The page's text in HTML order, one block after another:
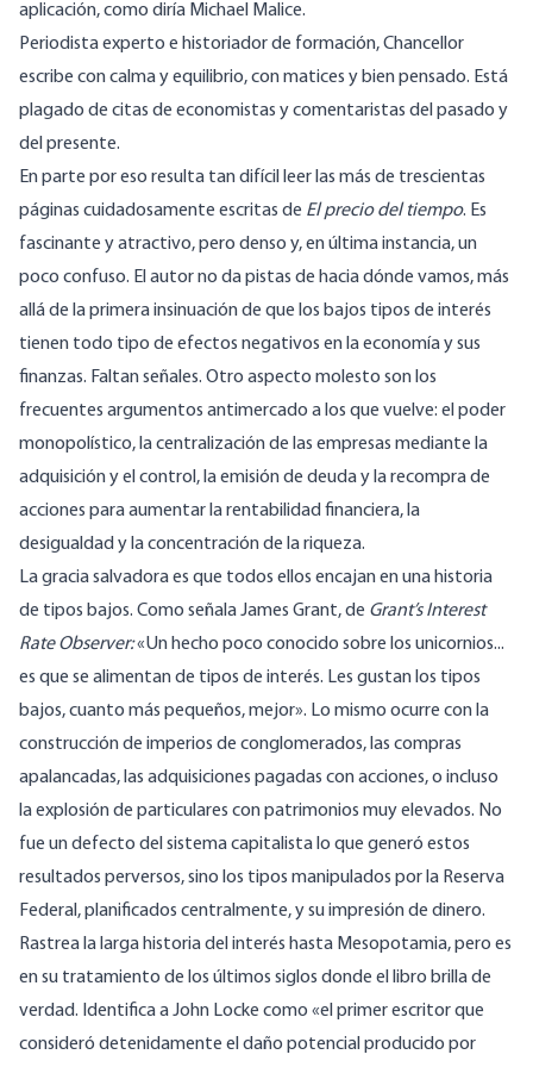
aplicación, como diría Michael Malice.
Periodista experto e historiador de formación, Chancellor
escribe con calma y equilibrio, con matices y bien pensado. Está
plagado de citas de economistas y comentaristas del pasado y
del presente.
En parte por eso resulta tan difícil leer las más de trescientas
páginas cuidadosamente escritas de El precio del tiempo. Es
fascinante y atractivo, pero denso y, en última instancia, un
poco confuso. El autor no da pistas de hacia dónde vamos, más
allá de la primera insinuación de que los bajos tipos de interés
tienen todo tipo de efectos negativos en la economía y sus
finanzas. Faltan señales. Otro aspecto molesto son los
frecuentes argumentos antimercado a los que vuelve: el poder
monopolístico, la centralización de las empresas mediante la
adquisición y el control, la emisión de deuda y la recompra de
acciones para aumentar la rentabilidad financiera, la
desigualdad y la concentración de la riqueza.
La gracia salvadora es que todos ellos encajan en una historia
de tipos bajos. Como señala James Grant, de Grant’s Interest
Rate Observer:«Un hecho poco conocido sobre los unicornios...
es que se alimentan de tipos de interés. Les gustan los tipos
bajos, cuanto más pequeños, mejor». Lo mismo ocurre con la
construcción de imperios de conglomerados, las compras
apalancadas, las adquisiciones pagadas con acciones, o incluso
la explosión de particulares con patrimonios muy elevados. No
fue un defecto del sistema capitalista lo que generó estos
resultados perversos, sino los tipos manipulados por la Reserva
Federal, planificados centralmente, y su impresión de dinero.
Rastrea la larga historia del interés hasta Mesopotamia, pero es
en su tratamiento de los últimos siglos donde el libro brilla de
verdad. Identifica a John Locke como «el primer escritor que
consideró detenidamente el daño potencial producido por